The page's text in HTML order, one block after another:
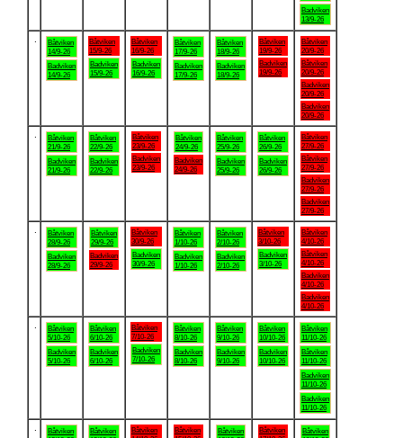
Badviken
13/9-26
Båtviken
14/9-26
Badviken
14/9-26
Båtviken
15/9-26
Badviken
15/9-26
Båtviken
16/9-26
Badviken
16/9-26
Båtviken
17/9-26
Badviken
17/9-26
Båtviken
18/9-26
Badviken
18/9-26
Båtviken
19/9-26
Badviken
19/9-26
Båtviken
20/9-26
Båtviken
20/9-26
Badviken
20/9-26
Badviken
20/9-26
Båtviken
21/9-26
Badviken
21/9-26
Båtviken
22/9-26
Badviken
22/9-26
Båtviken
23/9-26
Badviken
23/9-26
Båtviken
24/9-26
Badviken
24/9-26
Båtviken
25/9-26
Badviken
25/9-26
Båtviken
26/9-26
Badviken
26/9-26
Båtviken
27/9-26
Båtviken
27/9-26
Badviken
27/9-26
Badviken
27/9-26
Båtviken
28/9-26
Badviken
28/9-26
Båtviken
29/9-26
Badviken
29/9-26
Båtviken
30/9-26
Badviken
30/9-26
Båtviken
1/10-26
Badviken
1/10-26
Båtviken
2/10-26
Badviken
2/10-26
Båtviken
3/10-26
Badviken
3/10-26
Båtviken
4/10-26
Båtviken
4/10-26
Badviken
4/10-26
Badviken
4/10-26
Båtviken
5/10-26
Badviken
5/10-26
Båtviken
6/10-26
Badviken
6/10-26
Båtviken
7/10-26
Badviken
7/10-26
Båtviken
8/10-26
Badviken
8/10-26
Båtviken
9/10-26
Badviken
9/10-26
Båtviken
10/10-26
Badviken
10/10-26
Båtviken
11/10-26
Båtviken
11/10-26
Badviken
11/10-26
Badviken
11/10-26
Båtviken
Båtviken
Båtviken
Båtviken
Båtviken
Båtviken
Båtviken